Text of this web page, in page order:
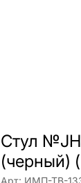
Стул
(черный)
Арт: ИМП-ТВ-